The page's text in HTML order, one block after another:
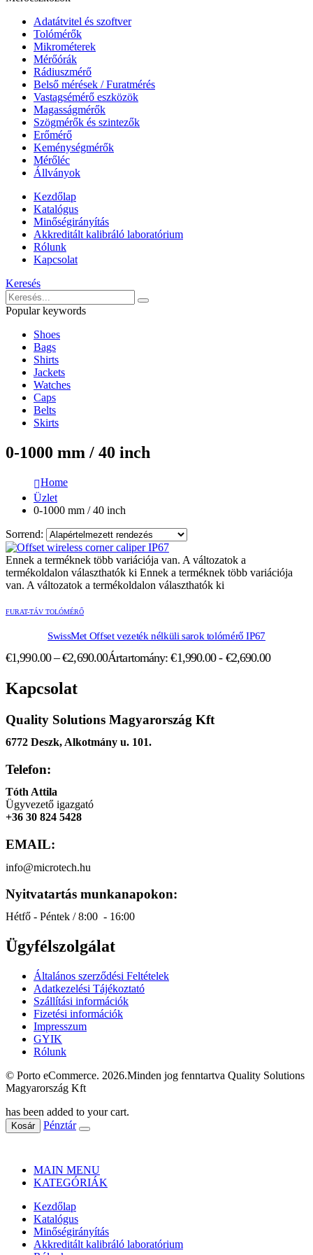
Adatátvitel és szoftver
Tolómérők
Mikrométerek
Mérőórák
Rádiuszmérő
Belső mérések / Furatmérés
Vastagsémérő eszközök
Magasságmérők
Szögmérők és szintezők
Erőmérő
Keménységmérők
Mérőléc
Állványok
Kezdőlap
Katalógus
Minőségirányítás
Akkreditált kalibráló laboratórium
Rólunk
Kapcsolat
Keresés
Popular keywords
Shoes
Bags
Shirts
Jackets
Watches
Caps
Belts
Skirts
0-1000 mm / 40 inch
Home
Üzlet
0-1000 mm / 40 inch
Sorrend:
Ennek a terméknek több variációja van. A változatok a
termékoldalon választhatók ki Ennek a terméknek több variációja
van. A változatok a termékoldalon választhatók ki
FURAT-TÁV TOLÓMÉRŐ
SwissMet Offset vezeték nélküli sarok tolómérő IP67
€1,990.00 – €2,690.00Ártartomány: €1,990.00 - €2,690.00
Kapcsolat
Quality Solutions Magyarország Kft
6772 Deszk, Alkotmány u. 101.
Telefon:
Tóth Attila
Ügyvezető igazgató
+36 30 824 5428
EMAIL:
info@microtech.hu
Nyitvatartás munkanapokon:
Hétfő - Péntek / 8:00 - 16:00
Ügyfélszolgálat
Általános szerződési Feltételek
Adatkezelési Tájékoztató
Szállítási információk
Fizetési információk
Impresszum
GYIK
Rólunk
© Porto eCommerce. 2026.Minden jog fenntartva Quality Solutions
Magyarország Kft
has been added to your cart.
Kosár Pénztár
MAIN MENU
KATEGÓRIÁK
Kezdőlap
Katalógus
Minőségirányítás
Akkreditált kalibráló laboratórium